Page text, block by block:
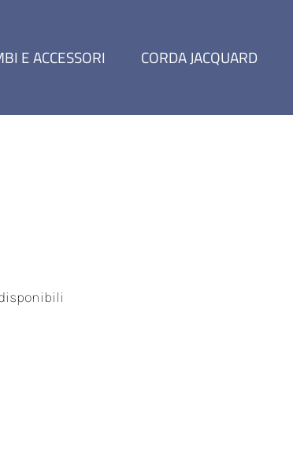
E ACCESSORI CORDA JACQUARD